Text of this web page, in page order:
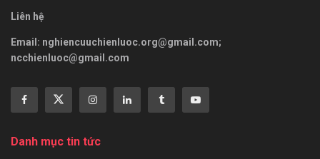
Liên hệ
Email: nghiencuuchienluoc.org@gmail.com;
ncchienluoc@gmail.com
Danh mục tin tức